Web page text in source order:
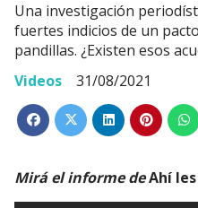
Una investigación
fuertes indicios de un
pandillas. ¿Existen esos
Videos
31/08/2021
Mirá el informe deAhí